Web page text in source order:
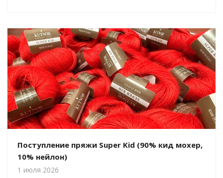
Поступление пряжи Super Kid (90% кид мохер,
10% нейлон)
1 июля 2026